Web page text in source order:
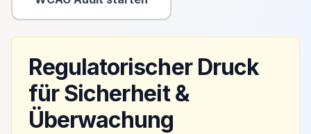
Sekundäre Aktion
Regulatorischer Druck
für Sicherheit &
Überwachung